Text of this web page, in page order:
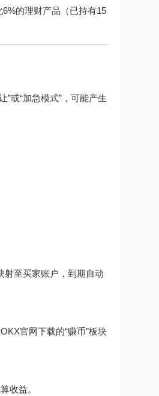
的理财产品（已持有15
或“加急模式”，可能产生
射至买家账户，到期自动
OKX官网下载的“赚币”板块
收益。